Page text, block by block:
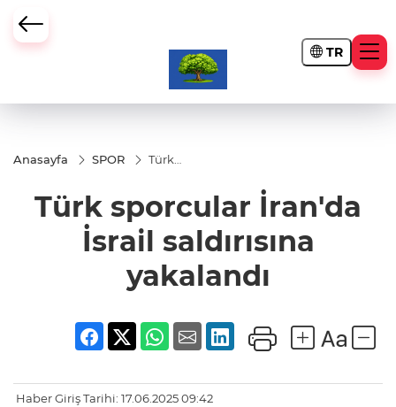
TR
Anasayfa SPOR
Türk
İsrail
saldırısına
yakalandı
Türk sporcular İran'da
İsrail saldırısına
yakalandı
Haber Giriş Tarihi: 17.06.2025 09:42